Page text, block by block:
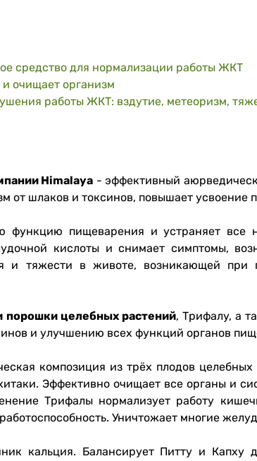
средство для нормализации работы ЖКТ
очищает организм
работы ЖКТ: вздутие, метеоризм,
Himalaya - эффективный
от шлаков и токсинов, повышает усвоение
функцию пищеварения и устраняет
кислоты и снимает симптомы,
и тяжести в животе, возникающей при
порошки целебных растений, Трифалу, а
и улучшению всех функций органов
композиция из трёх плодов
Эффективно очищает все органы и
Трифалы нормализует работу
Уничтожает многие
кальция. Балансирует Питту и Капху